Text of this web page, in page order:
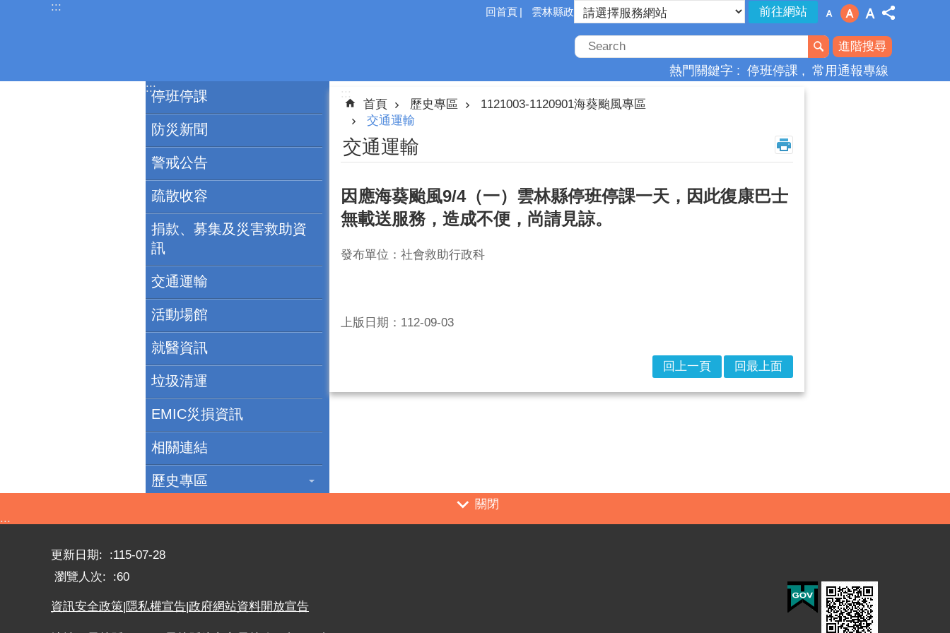
跳到主要內容區塊
::: 回首頁 雲林縣政府
進階搜尋
熱門關鍵字 停班停課 常用通報專線
:::
停班停課
防災新聞
警戒公告
疏散收容
捐款、募集及災害救助資
訊
交通運輸
活動場館
就醫資訊
垃圾清運
EMIC災損資訊
相關連結
歷史專區
:::
首頁 歷史專區
1121003-1120901海葵颱風專區
交通運輸
交通運輸
因應海葵颱風9/4（一）雲林縣停班停課一天，因此復康巴士
無載送服務，造成不便，尚請見諒。
發布單位：社會救助行政科
上版日期：112-09-03
回上一頁 回最上面
關閉
:::
更新日期:
115-07-28
瀏覽人次:
60
資訊安全政策|隱私權宣告|政府網站資料開放宣告